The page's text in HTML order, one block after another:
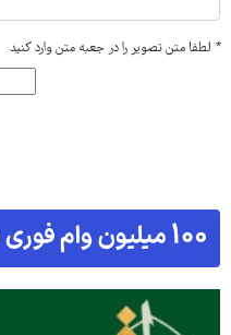
* لطفا متن تصویر را در جعبه متن وارد کنید